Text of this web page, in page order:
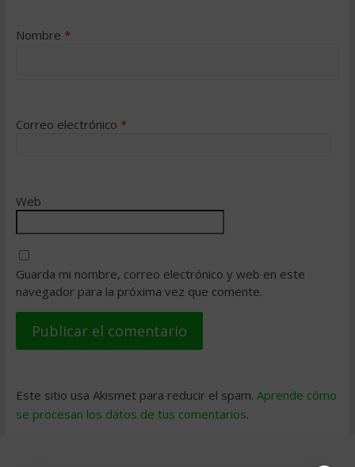
Nombre *
Correo electrónico *
Web
Guarda mi nombre, correo electrónico y web en este
navegador para la próxima vez que comente.
Este sitio usa Akismet para reducir el spam. Aprende cómo
se procesan los datos de tus comentarios.